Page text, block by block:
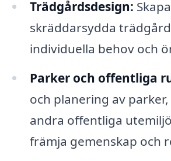
Trädgårdsdesign:
skräddarsydda
individuella behov och
Parker och offentliga
och planering av
andra offentliga
främja gemenskap och